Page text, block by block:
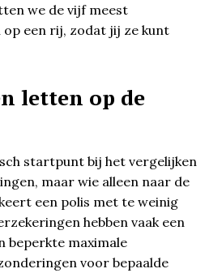
we de vijf meest
een rij, zodat jij ze kunt
letten op de
startpunt bij het vergelijken
maar wie alleen naar de
een polis met te weinig
hebben vaak een
beperkte maximale
voor bepaalde